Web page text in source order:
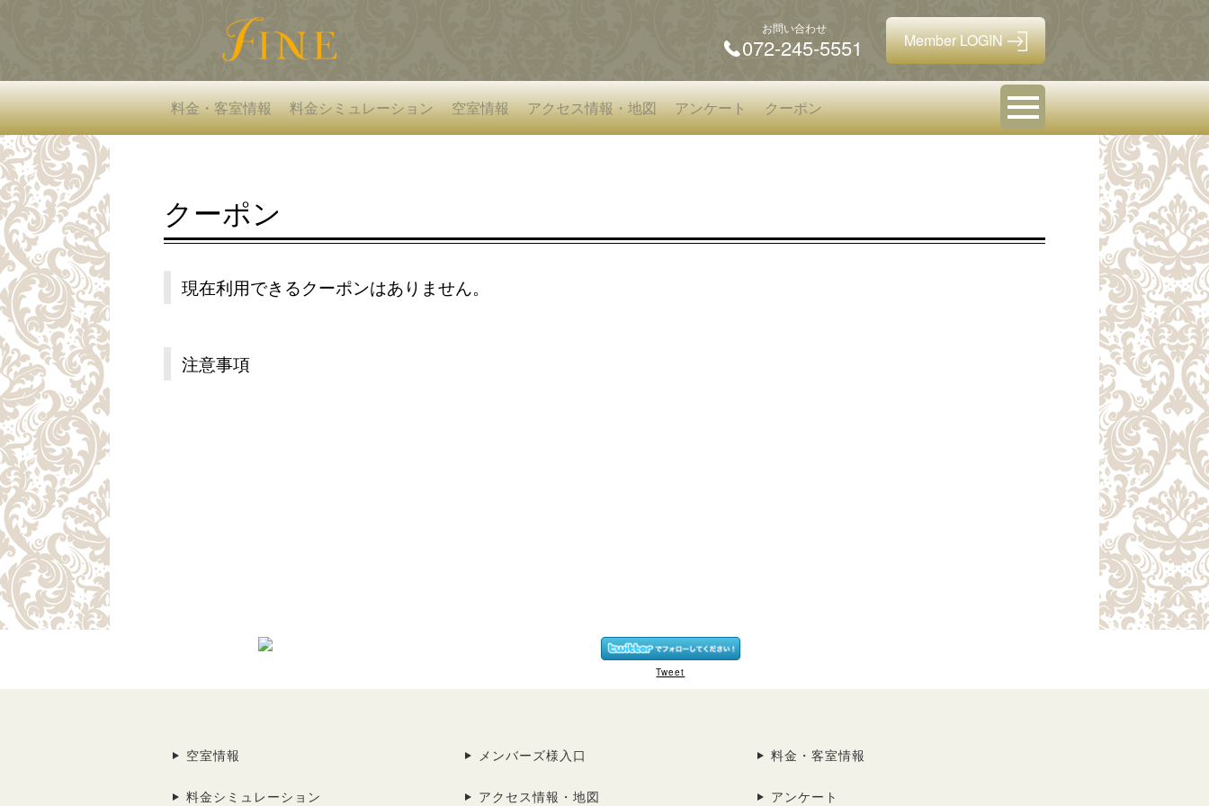
お問い合わせ
072-245-5551
料金・客室情報 料金シミュレーション 空室情報 アクセス情報・地図 アンケート クーポン
クーポン
現在利用できるクーポンはありません。
注意事項
Tweet
空室情報 メンバーズ様入口 料金・客室情報
料金シミュレーション アクセス情報・地図 アンケート